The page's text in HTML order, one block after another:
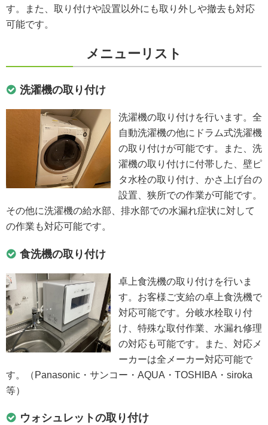
す。また、取り付けや設置以外にも取り外しや撤去も対応
可能です。
メニューリスト
洗濯機の取り付け
洗濯機の取り付けを行います。全
自動洗濯機の他にドラム式洗濯機
の取り付けが可能です。また、洗
濯機の取り付けに付帯した、壁ピ
タ水栓の取り付け、かさ上げ台の
設置、狭所での作業が可能です。
その他に洗濯機の給水部、排水部での水漏れ症状に対して
の作業も対応可能です。
食洗機の取り付け
卓上食洗機の取り付けを行いま
す。お客様ご支給の卓上食洗機で
対応可能です。分岐水栓取り付
け、特殊な取付作業、水漏れ修理
の対応も可能です。また、対応メ
ーカーは全メーカー対応可能で
す。（Panasonic・サンコー・AQUA・TOSHIBA・siroka
等）
ウォシュレットの取り付け